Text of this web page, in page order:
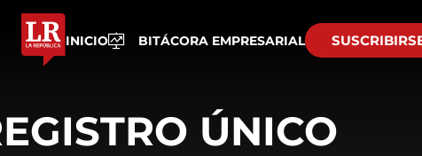
INICIO BITÁCORA EMPRESARIAL
ÚNICO